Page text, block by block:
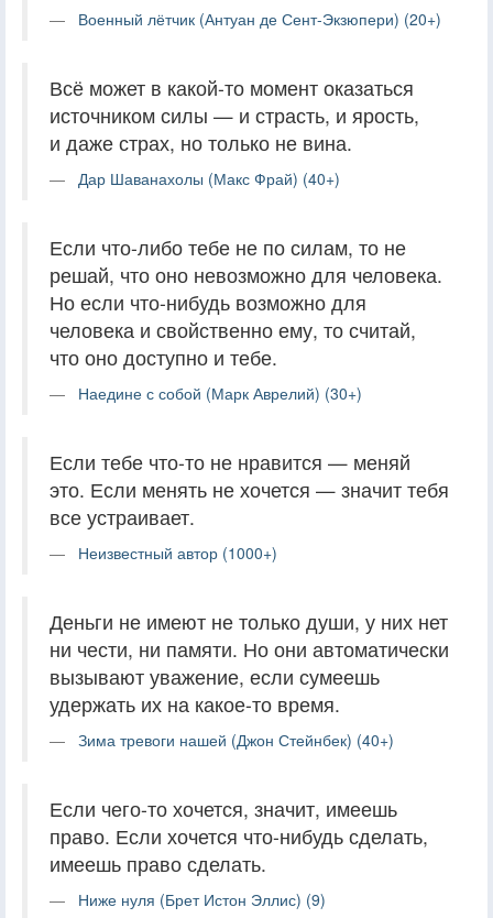
Военный лётчик (Антуан де Сент-Экзюпери) (20+)
Всё может в какой-то момент оказаться
источником силы — и страсть, и ярость,
и даже страх, но только не вина.
Дар Шаванахолы (Макс Фрай) (40+)
Если что-либо тебе не по силам, то не
решай, что оно невозможно для человека.
Но если что-нибудь возможно для
человека и свойственно ему, то считай,
что оно доступно и тебе.
Наедине с собой (Марк Аврелий) (30+)
Если тебе что-то не нравится — меняй
это. Если менять не хочется — значит тебя
все устраивает.
Неизвестный автор (1000+)
Деньги не имеют не только души, у них нет
ни чести, ни памяти. Но они автоматически
вызывают уважение, если сумеешь
удержать их на какое-то время.
Зима тревоги нашей (Джон Стейнбек) (40+)
Если чего-то хочется, значит, имеешь
право. Если хочется что-нибудь сделать,
имеешь право сделать.
Ниже нуля (Брет Истон Эллис) (9)